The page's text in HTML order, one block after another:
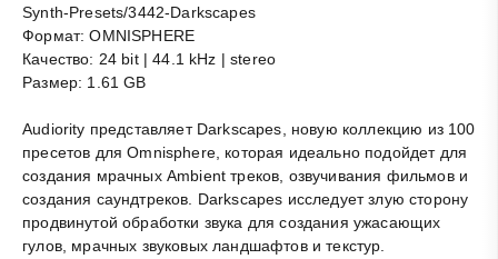
Synth-Presets/3442-Darkscapes
Формат: OMNISPHERE
Качество: 24 bit | 44.1 kHz | stereo
Размер: 1.61 GB
Audiority представляет Darkscapes, новую коллекцию из 100
пресетов для Omnisphere, которая идеально подойдет для
создания мрачных Ambient треков, озвучивания фильмов и
создания саундтреков. Darkscapes исследует злую сторону
продвинутой обработки звука для создания ужасающих
гулов, мрачных звуковых ландшафтов и текстур.